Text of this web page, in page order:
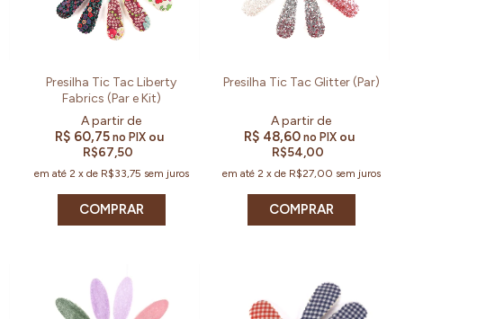
Presilha Tic Tac Liberty
Fabrics (Par e Kit)
R$ 60,75 no PIX ou
R$67,50
em até 2 x de R$33,75 sem juros
COMPRAR
Presilha Tic Tac Glitter (Par)
R$ 48,60 no PIX ou
R$54,00
em até 2 x de R$27,00 sem juros
COMPRAR